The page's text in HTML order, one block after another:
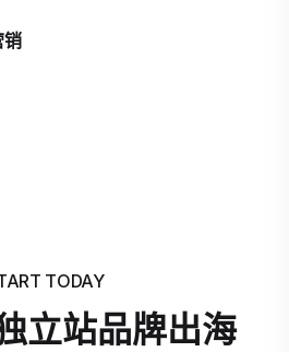
销
TODAY
立站品牌出海